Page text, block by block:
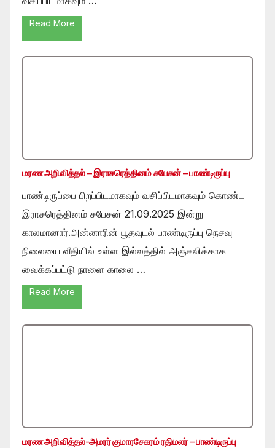
Read More
மரண அறிவித்தல் – இராசரெத்தினம் சபேசன் – பாண்டிருப்பு
பாண்டிருப்பை பிறப்பிடமாகவும் வசிப்பிடமாகவும் கொண்ட
இராசரெத்தினம் சபேசன் 21.09.2025 இன்று
காலமானார்.அன்னாரின் பூதவுடல் பாண்டிருப்பு நெசவு
நிலையை வீதியில் உள்ள இல்லத்தில் அஞ்சலிக்காக
வைக்கப்பட்டு நாளை காலை …
Read More
மரண அறிவித்தல்-அமரர் குமாரசேகரம் ரதிமலர் – பாண்டிருப்பு